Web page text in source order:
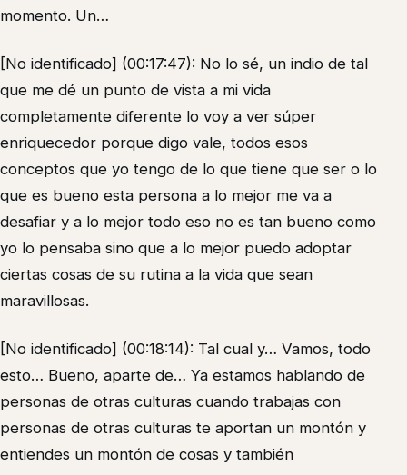
momento. Un…
[No identificado] (00:17:47): No lo sé, un indio de tal
que me dé un punto de vista a mi vida
completamente diferente lo voy a ver súper
enriquecedor porque digo vale, todos esos
conceptos que yo tengo de lo que tiene que ser o lo
que es bueno esta persona a lo mejor me va a
desafiar y a lo mejor todo eso no es tan bueno como
yo lo pensaba sino que a lo mejor puedo adoptar
ciertas cosas de su rutina a la vida que sean
maravillosas.
[No identificado] (00:18:14): Tal cual y… Vamos, todo
esto… Bueno, aparte de… Ya estamos hablando de
personas de otras culturas cuando trabajas con
personas de otras culturas te aportan un montón y
entiendes un montón de cosas y también